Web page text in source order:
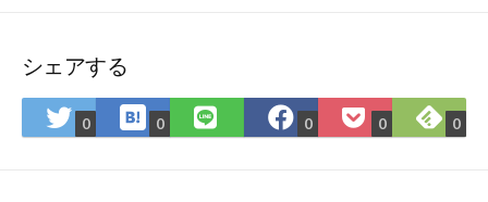
シェアする
Twitter
で
0 は
て
0
LINE
で
Facebook
で
0
Pocket
に
0
で
0